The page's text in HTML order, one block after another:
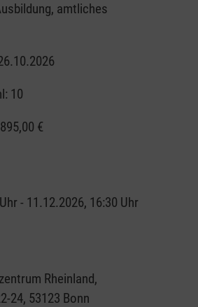
amtliches
10
€
- 11.12.2026, 16:30 Uhr
Rheinland,
24, 53123 Bonn